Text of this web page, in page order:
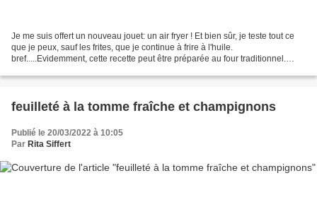
Je me suis offert un nouveau jouet: un air fryer ! Et bien sûr, je teste tout ce
que je peux, sauf les frites, que je continue à frire à l'huile.
bref.....Evidemment, cette recette peut être préparée au four traditionnel.
feuilleté à la tomme fraîche et champignons
Publié le 20/03/2022 à 10:05
Par Rita Siffert